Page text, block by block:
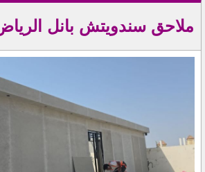
ملاحق سندويتش بانل